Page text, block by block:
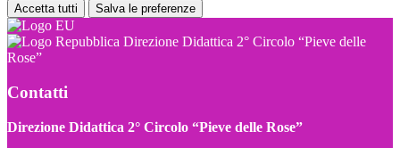
Accetta tutti Salva le preferenze
Direzione Didattica 2° Circolo “Pieve delle
Rose”
Contatti
Direzione Didattica 2° Circolo “Pieve delle Rose”